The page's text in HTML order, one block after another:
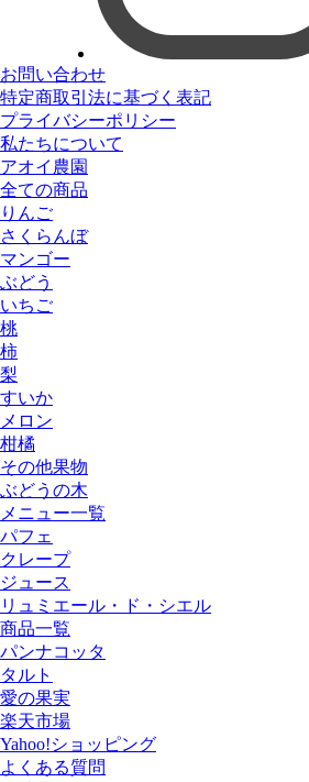
お問い合わせ
特定商取引法に基づく表記
プライバシーポリシー
私たちについて
アオイ農園
全ての商品
りんご
さくらんぼ
マンゴー
ぶどう
いちご
桃
柿
梨
すいか
メロン
柑橘
その他果物
ぶどうの木
メニュー一覧
パフェ
クレープ
ジュース
リュミエール・ド・シエル
商品一覧
パンナコッタ
タルト
愛の果実
楽天市場
Yahoo!ショッピング
よくある質問